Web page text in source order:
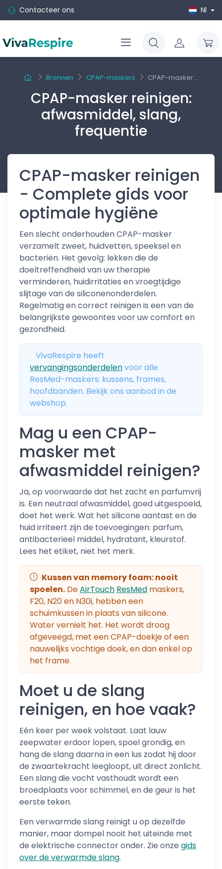
Contacteer ons Nl
Bronnen CPAP-maskers CPAP-masker...
CPAP-masker reinigen:
afwasmiddel, slang,
frequentie
CPAP-masker reinigen
- Complete gids voor
optimale hygiëne
Een slecht onderhouden CPAP-masker
verzamelt zweet, huidvetten, speeksel en
bacteriën. Het gevolg: lekken die de
doeltreffendheid van uw therapie
verminderen, huidirritaties en vroegtijdige
slijtage van de siliconenonderdelen.
Regelmatig en correct reinigen is een van de
belangrijkste gewoontes voor uw comfort en
gezondheid.
VivaRespire heeft
vervangingsonderdelenvoor alle
ResMed-maskers: kussens, frames,
hoofdbanden. Bekijk ons aanbod in de
webshop.
Mag u een CPAP-
masker met
afwasmiddel reinigen?
Ja, op voorwaarde dat het zacht en parfumvrij
is. Een neutraal afwasmiddel, goed uitgespoeld,
doet het werk. Wat het silicone aantast en de
huid irriteert zijn de toevoegingen: parfum,
antibacterieel middel, hydratant, kleurstof.
Lees het etiket, niet het merk.
Kussen van memory foam: nooit
spoelen. DeAirTouch ResMed maskers,
F20, N20 en N30i, hebben een
schuimkussen in plaats van silicone.
Water vernielt het. Het wordt droog
afgeveegd, met een CPAP-doekje of een
nauwelijks vochtige doek, en dan enkel op
het frame.
Moet u de slang
reinigen, en hoe vaak?
Eén keer per week volstaat. Laat lauw
zeepwater erdoor lopen, spoel grondig, en
hang de slang daarna in een lus zodat hij door
de zwaartekracht leegloopt, uit direct zonlicht.
Een slang die vocht vasthoudt wordt een
broedplaats voor schimmel, en de geur is het
eerste teken.
Een verwarmde slang reinigt u op dezelfde
manier, maar dompel nooit het uiteinde met
de elektrische connector onder. Zie onze gids
over de verwarmde slang.